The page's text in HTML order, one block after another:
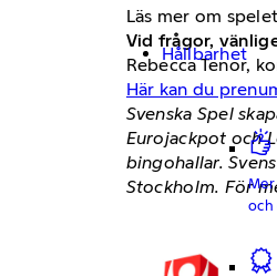
Hållbarhet
och
Läs mer om spelet
Vid frågor,
Rebecca Tenor,
Här kan du
Svenska Spel
Eurojackpot och
bingohallar.
Stockholm. För